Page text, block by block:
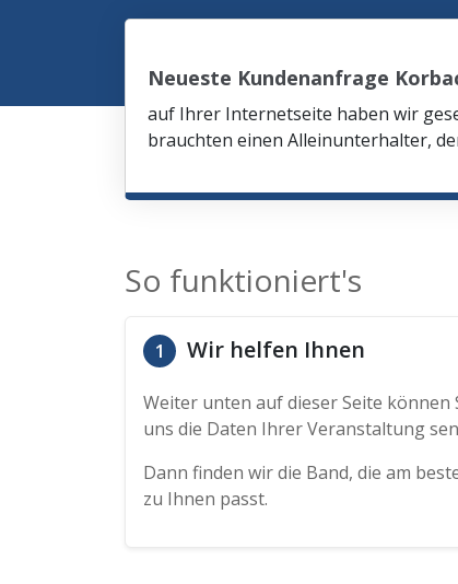
Neueste Kundenanfrage
auf Ihrer Internetseite haben wir
brauchten einen Alleinunterhalter,
So funktioniert's
1 Wir helfen Ihnen
Weiter unten auf dieser Seite können
uns die Daten Ihrer Veranstaltung
Dann finden wir die Band, die am
zu Ihnen passt.